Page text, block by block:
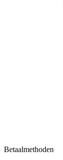
Betaalmethoden